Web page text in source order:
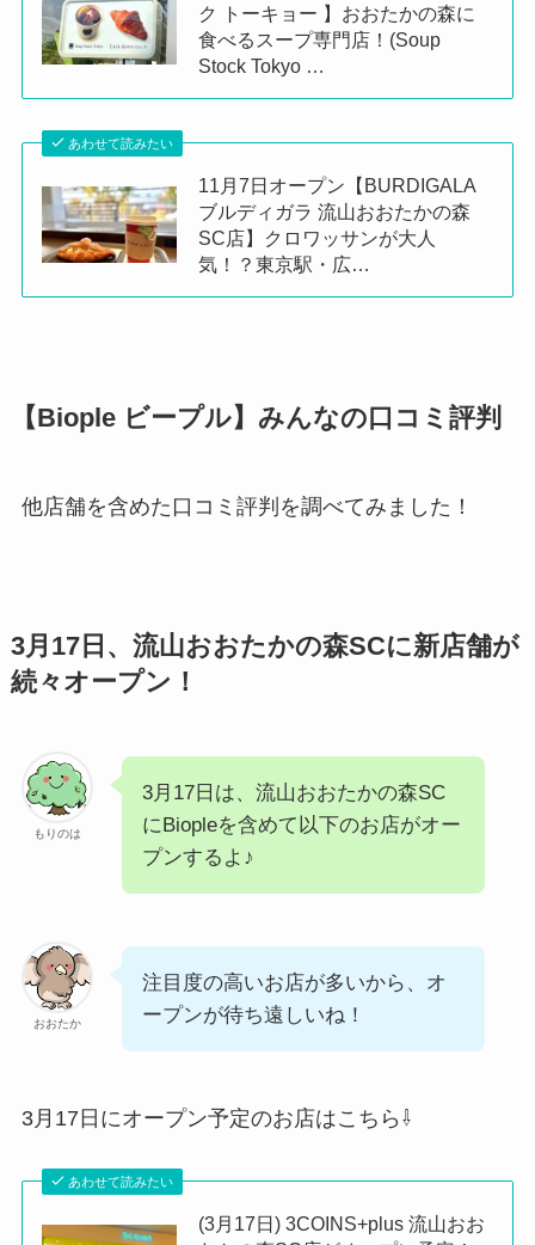
ク トーキョー 】おおたかの森に
食べるスープ専門店！(Soup
Stock Tokyo …
あわせて読みたい
11月7日オープン【BURDIGALA
ブルディガラ 流山おおたかの森
SC店】クロワッサンが大人
気！？東京駅・広…
【Biople ビープル】みんなの口コミ評判
他店舗を含めた口コミ評判を調べてみました！
3月17日、流山おおたかの森SCに新店舗が
続々オープン！
もりのは
3月17日は、流山おおたかの森SC
にBiopleを含めて以下のお店がオー
プンするよ♪
おおたか
注目度の高いお店が多いから、オ
ープンが待ち遠しいね！
3月17日にオープン予定のお店はこちら⇩
あわせて読みたい
(3月17日) 3COINS+plus 流山おお